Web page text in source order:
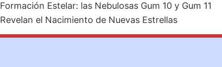
Formación Estelar: las Nebulosas Gum 10 y Gum 11
Revelan el Nacimiento de Nuevas Estrellas